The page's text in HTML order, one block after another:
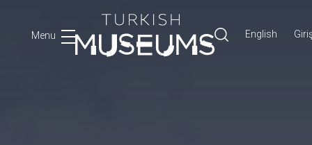
Menu
English